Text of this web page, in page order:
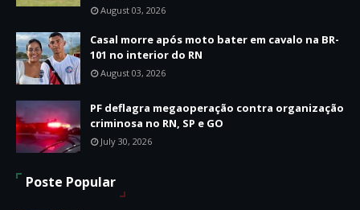
August 03, 2026
Casal morre após moto bater em cavalo na BR-
101 no interior do RN
August 03, 2026
PF deflagra megaoperação contra organização
criminosa no RN, SP e GO
July 30, 2026
Poste Popular